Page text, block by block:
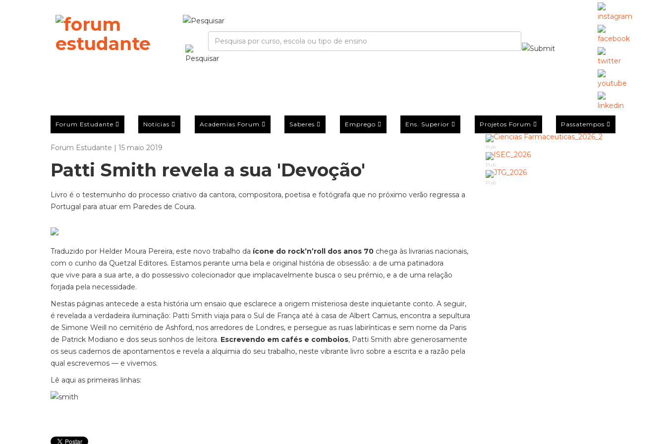
Forum Estudante Notícias Academias Forum Saberes Emprego Ens. Superior Projetos Forum Passatempos
Forum Estudante | 15 maio 2019
Patti Smith revela a sua 'Devoção'
Livro é o testemunho do processo criativo da cantora, compositora, poetisa e fotógrafa que no próximo verão regressa a
Portugal para atuar em Paredes de Coura.
Traduzido por Helder Moura Pereira, este novo trabalho da ícone do rock’n’roll dos anos 70 chega às livrarias nacionais,
com o cunho da Quetzal Editores. Estamos perante uma bela e original história de obsessão: a de uma patinadora
que vive para a sua arte, a do possessivo colecionador que implacavelmente busca o seu prémio, e a de uma relação
forjada pela necessidade.
Nestas páginas antecede a esta história um ensaio que esclarece a origem misteriosa deste inquietante conto. A seguir,
é revelada a verdadeira iluminação: Patti Smith viaja para o Sul de França até à casa de Albert Camus, encontra a sepultura
de Simone Weill no cemitério de Ashford, nos arredores de Londres, e persegue as ruas labirínticas e sem nome da Paris
de Patrick Modiano e dos seus sonhos de leitora. Escrevendo em cafés e comboios, Patti Smith abre generosamente
os seus cadernos de apontamentos e revela a alquimia do seu trabalho, neste vibrante livro sobre a escrita e a razão pela
qual escrevemos — e vivemos.
Lê aqui as primeiras linhas:
Pub
Pub
Pub